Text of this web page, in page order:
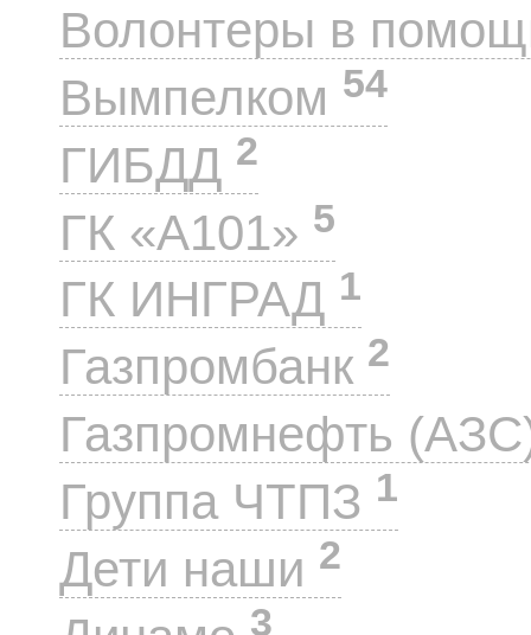
Волонтеры в
Вымпелком 54
ГИБДД 2
ГК «А101» 5
ГК ИНГРАД 1
Газпромбанк 2
Газпромнефть
Группа ЧТПЗ 1
Дети наши 2
3